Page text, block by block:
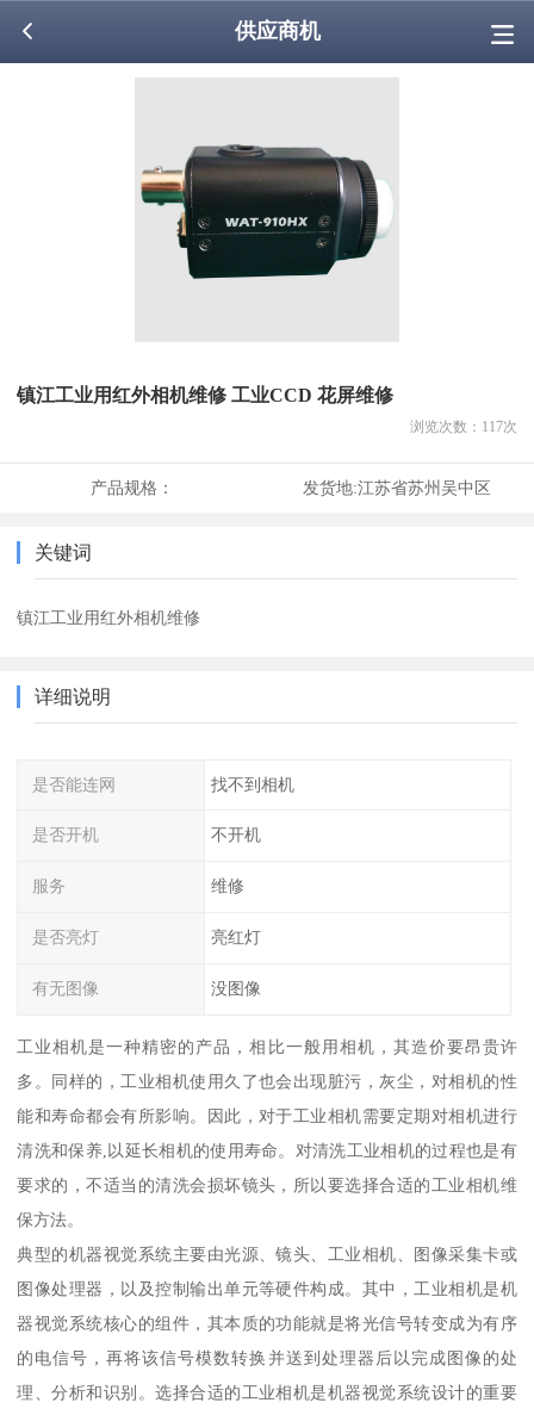
供应商机
镇江工业用红外相机维修 工业CCD 花屏维修
浏览次数： 117次
产品规格： 发货地:江苏省苏州吴中区
关键词
镇江工业用红外相机维修
详细说明
是否能连网 找不到相机
是否开机 不开机
服务 维修
是否亮灯 亮红灯
有无图像 没图像
工业相机是一种精密的产品，相比一般用相机，其造价要昂贵许
多。同样的，工业相机使用久了也会出现脏污，灰尘，对相机的性
能和寿命都会有所影响。因此，对于工业相机需要定期对相机进行
清洗和保养,以延长相机的使用寿命。对清洗工业相机的过程也是有
要求的，不适当的清洗会损坏镜头，所以要选择合适的工业相机维
保方法。
典型的机器视觉系统主要由光源、镜头、工业相机、图像采集卡或
图像处理器，以及控制输出单元等硬件构成。其中，工业相机是机
器视觉系统核心的组件，其本质的功能就是将光信号转变成为有序
的电信号，再将该信号模数转换并送到处理器后以完成图像的处
理、分析和识别。选择合适的工业相机是机器视觉系统设计的重要